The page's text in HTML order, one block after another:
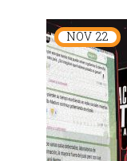
NOV 22